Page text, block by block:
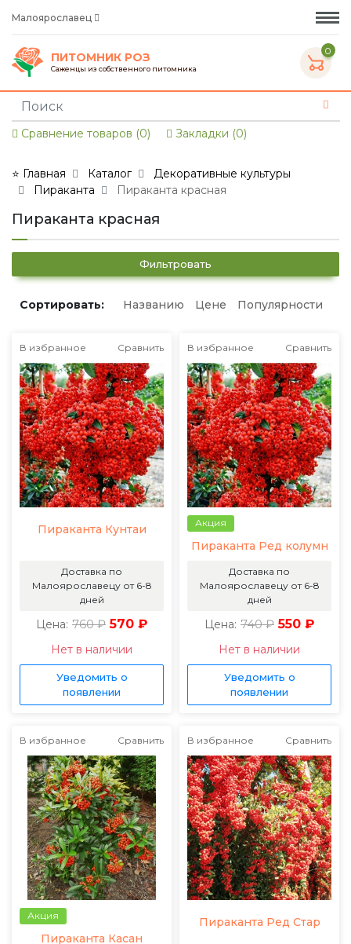
Малоярославец
ПИТОМНИК РОЗ
Саженцы из собственного питомника
0
Сравнение товаров (0) Закладки (0)
⭐ Главная Каталог
Декоративные культуры
Пираканта
Пираканта красная
Пираканта красная
Фильтровать
Сортировать: Названию Цене Популярности
В избранное Сравнить
Пираканта Кунтаи
Доставка по
Малоярославецу от 6-8
дней
Цена: 760 ₽ 570 ₽
Нет в наличии
Уведомить о
появлении
В избранное Сравнить
Акция
Пираканта Ред колумн
Доставка по
Малоярославецу от 6-8
дней
Цена: 740 ₽ 550 ₽
Нет в наличии
Уведомить о
появлении
В избранное Сравнить
Акция
Пираканта Касан
В избранное Сравнить
Пираканта Ред Стар